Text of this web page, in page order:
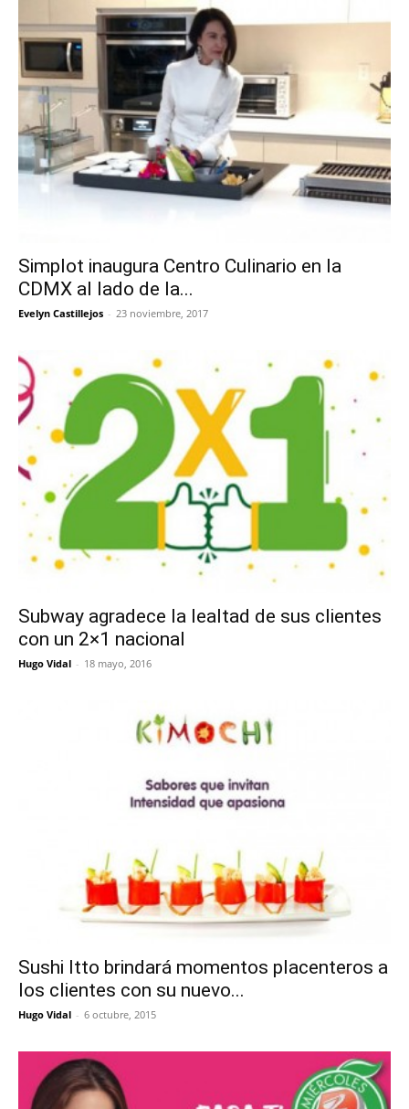
Simplot inaugura Centro Culinario en la
CDMX al lado de la...
Evelyn Castillejos - 23 noviembre, 2017
Subway agradece la lealtad de sus clientes
con un 2×1 nacional
Hugo Vidal - 18 mayo, 2016
Sushi Itto brindará momentos placenteros a
los clientes con su nuevo...
Hugo Vidal - 6 octubre, 2015